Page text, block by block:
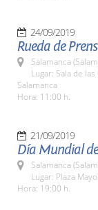
24/09/2019
Rueda de
Salamanca
Lugar: Sala de
Salamanca
Hora: 11:00 h.
21/09/2019
Día Mundial
Salamanca
Lugar: Plaza
Hora: 19:00 h.